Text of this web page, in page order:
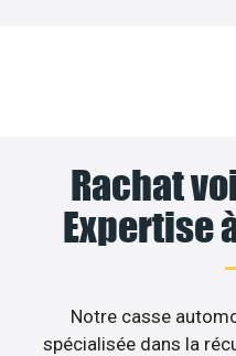
Rachat
Expertise
Notre casse
spécialisée dans la